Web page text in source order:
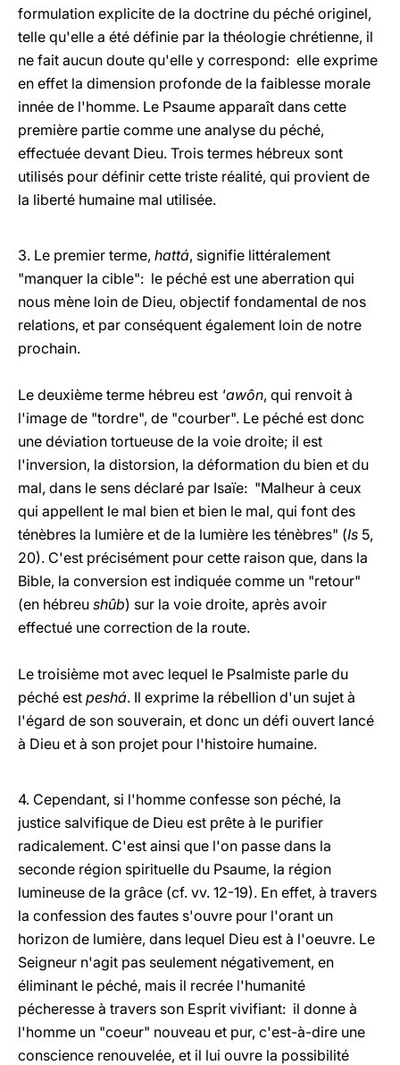
formulation explicite de la doctrine du péché originel,
telle qu'elle a été définie par la théologie chrétienne, il
ne fait aucun doute qu'elle y correspond: elle exprime
en effet la dimension profonde de la faiblesse morale
innée de l'homme. Le Psaume apparaît dans cette
première partie comme une analyse du péché,
effectuée devant Dieu. Trois termes hébreux sont
utilisés pour définir cette triste réalité, qui provient de
la liberté humaine mal utilisée.
3. Le premier terme, hattá, signifie littéralement
"manquer la cible": le péché est une aberration qui
nous mène loin de Dieu, objectif fondamental de nos
relations, et par conséquent également loin de notre
prochain.
Le deuxième terme hébreu est 'awôn, qui renvoit à
l'image de "tordre", de "courber". Le péché est donc
une déviation tortueuse de la voie droite; il est
l'inversion, la distorsion, la déformation du bien et du
mal, dans le sens déclaré par Isaïe: "Malheur à ceux
qui appellent le mal bien et bien le mal, qui font des
ténèbres la lumière et de la lumière les ténèbres" (Is 5,
20). C'est précisément pour cette raison que, dans la
Bible, la conversion est indiquée comme un "retour"
(en hébreu shûb) sur la voie droite, après avoir
effectué une correction de la route.
Le troisième mot avec lequel le Psalmiste parle du
péché est peshá. Il exprime la rébellion d'un sujet à
l'égard de son souverain, et donc un défi ouvert lancé
à Dieu et à son projet pour l'histoire humaine.
4. Cependant, si l'homme confesse son péché, la
justice salvifique de Dieu est prête à le purifier
radicalement. C'est ainsi que l'on passe dans la
seconde région spirituelle du Psaume, la région
lumineuse de la grâce (cf. vv. 12-19). En effet, à travers
la confession des fautes s'ouvre pour l'orant un
horizon de lumière, dans lequel Dieu est à l'oeuvre. Le
Seigneur n'agit pas seulement négativement, en
éliminant le péché, mais il recrée l'humanité
pécheresse à travers son Esprit vivifiant: il donne à
l'homme un "coeur" nouveau et pur, c'est-à-dire une
conscience renouvelée, et il lui ouvre la possibilité